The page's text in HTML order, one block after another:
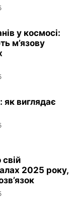
у космосі:
м’язову
як виглядає
2025 року,